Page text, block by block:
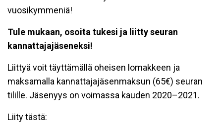
vuosikymmeniä!
Tule mukaan, osoita tukesi ja liitty seuran
kannattajajäseneksi!
Liittyä voit täyttämällä oheisen lomakkeen ja
maksamalla kannattajajäsenmaksun (65€) seuran
tilille. Jäsenyys on voimassa kauden 2020–2021.
Liity tästä: